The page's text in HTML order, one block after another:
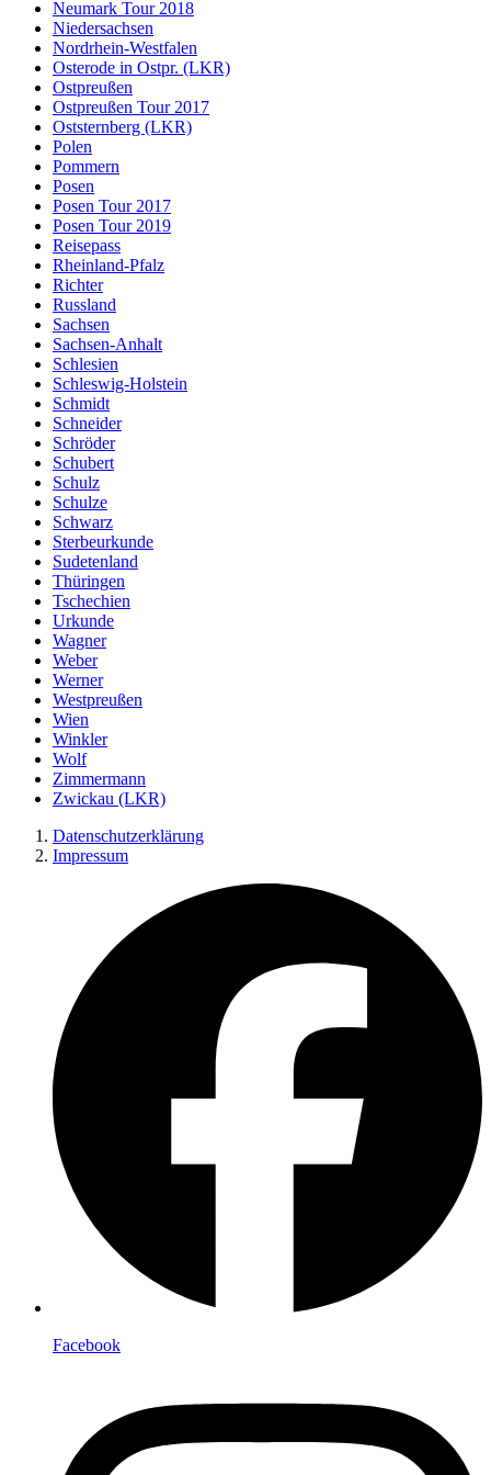
Neumark Tour 2018
Niedersachsen
Nordrhein-Westfalen
Osterode in Ostpr. (LKR)
Ostpreußen
Ostpreußen Tour 2017
Oststernberg (LKR)
Polen
Pommern
Posen
Posen Tour 2017
Posen Tour 2019
Reisepass
Rheinland-Pfalz
Richter
Russland
Sachsen
Sachsen-Anhalt
Schlesien
Schleswig-Holstein
Schmidt
Schneider
Schröder
Schubert
Schulz
Schulze
Schwarz
Sterbeurkunde
Sudetenland
Thüringen
Tschechien
Urkunde
Wagner
Weber
Werner
Westpreußen
Wien
Winkler
Wolf
Zimmermann
Zwickau (LKR)
Datenschutzerklärung
Impressum
Facebook